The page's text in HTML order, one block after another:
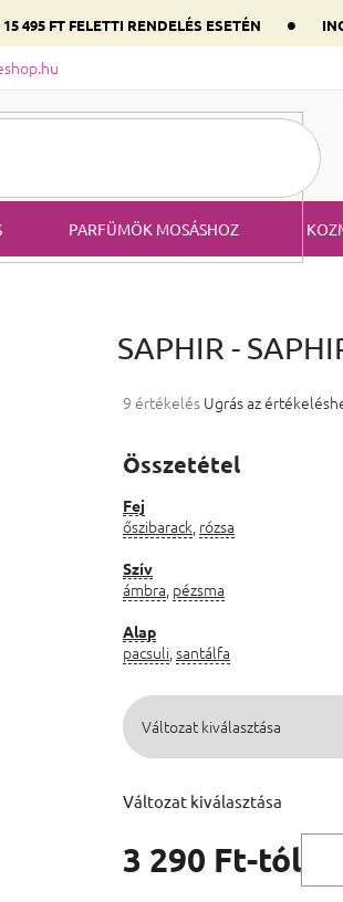
495 FT FELETTI RENDELÉS ESETÉN •
PARFÜMÖK MOSÁSHOZ
SAPHIR -
A termék átlagos értékelése 5-
9 értékelés Ugrás az
3 290 Ft-tól
Változat kiválasztása
Összetétel
Fej
őszibarack rózsa
Szív
ámbra pézsma
Alap
pacsuli santálfa